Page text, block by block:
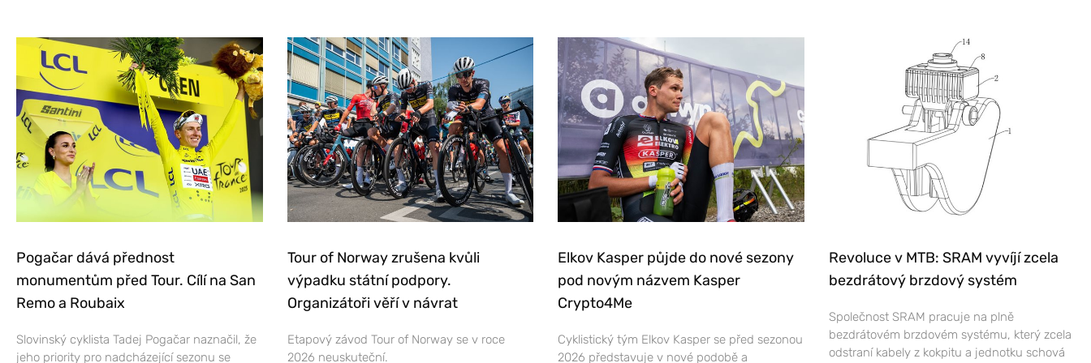
Pogačar dává přednost
monumentům před Tour. Cílí na San
Remo a Roubaix
Slovinský cyklista Tadej Pogačar naznačil, že
jeho priority pro nadcházející sezonu se
Tour of Norway zrušena kvůli
výpadku státní podpory.
Organizátoři věří v návrat
Etapový závod Tour of Norway se v roce
2026 neuskuteční.
Elkov Kasper půjde do nové sezony
pod novým názvem Kasper
Crypto4Me
Cyklistický tým Elkov Kasper se před sezonou
2026 představuje v nové podobě a
Revoluce v MTB: SRAM vyvíjí zcela
bezdrátový brzdový systém
Společnost SRAM pracuje na plně
bezdrátovém brzdovém systému, který zcela
odstraní kabely z kokpitu a jednotku schová